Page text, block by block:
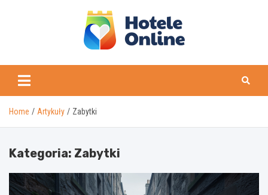
Home Artykuły Zabytki
Kategoria: Zabytki